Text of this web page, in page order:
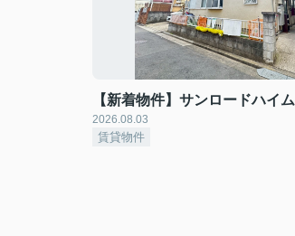
【新着物件】サンロードハイム
2026.08.03
賃貸物件